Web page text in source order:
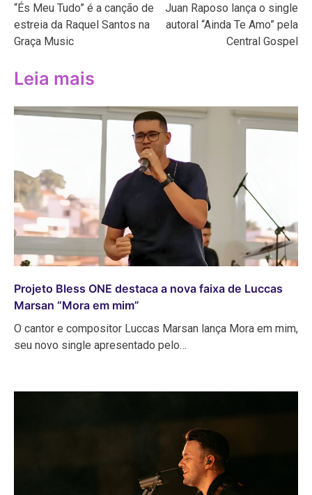
de
Post
“És Meu Tudo” é a canção de
estreia da Raquel Santos na
Graça Music
Juan Raposo lança o single
autoral “Ainda Te Amo” pela
Central Gospel
Leia mais
Projeto Bless ONE destaca a nova faixa de Luccas
Marsan “Mora em mim”
O cantor e compositor Luccas Marsan lança Mora em mim,
seu novo single apresentado pelo…